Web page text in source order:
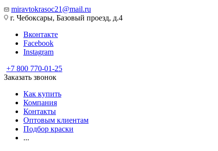
miravtokrasoc21@mail.ru
г. Чебоксары, Базовый проезд, д.4
Вконтакте
Facebook
Instagram
+7 800 770-01-25
Заказать звонок
Как купить
Компания
Контакты
Оптовым клиентам
Подбор краски
...